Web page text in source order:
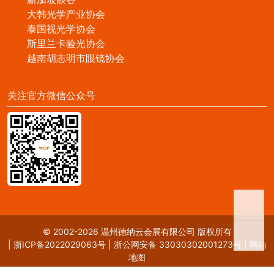
大韩光学产业协会
泰国视光学协会
斯里兰卡验光协会
越南胡志明市眼镜协会
关注官方微信公众号
© 2002-2026 温州德纳云会展有限公司 版权所有
浙ICP备2022029063号| 浙公网安备 33030302001273号
网站
地图